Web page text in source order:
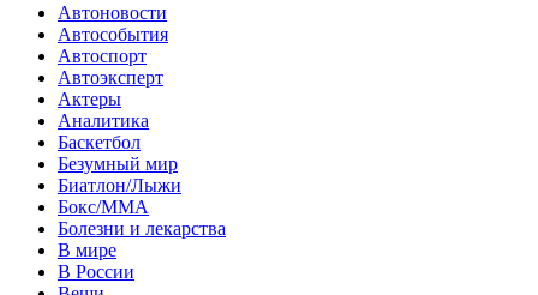
Автоновости
Автособытия
Автоспорт
Автоэксперт
Актеры
Аналитика
Баскетбол
Безумный мир
Биатлон/Лыжи
Бокс/MMA
Болезни и лекарства
В мире
В России